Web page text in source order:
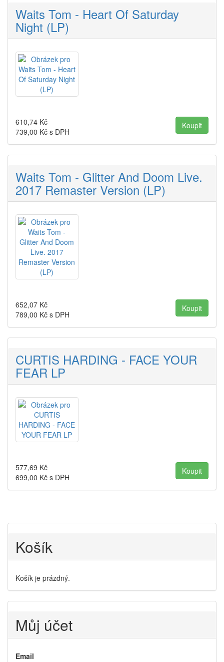
Waits Tom - Heart Of Saturday
Night (LP)
610,74 Kč
739,00 Kč s DPH
Waits Tom - Glitter And Doom Live.
2017 Remaster Version (LP)
652,07 Kč
789,00 Kč s DPH
CURTIS HARDING - FACE YOUR
FEAR LP
577,69 Kč
699,00 Kč s DPH
Košík
Košík je prázdný.
Můj účet
Email